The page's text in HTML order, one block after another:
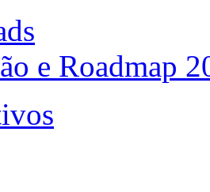
e Roadmap